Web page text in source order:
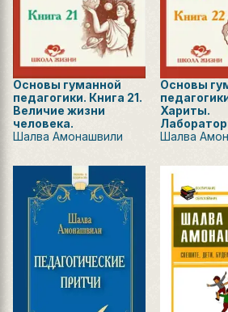
Основы гуманной
педагогики. Книга 21.
Величие жизни
человека.
Шалва Амонашвили
Основы
Хариты.
Шалва